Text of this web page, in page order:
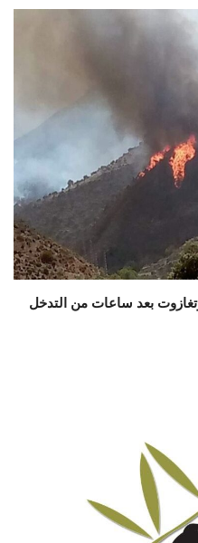
بعد ساعات من التدخل